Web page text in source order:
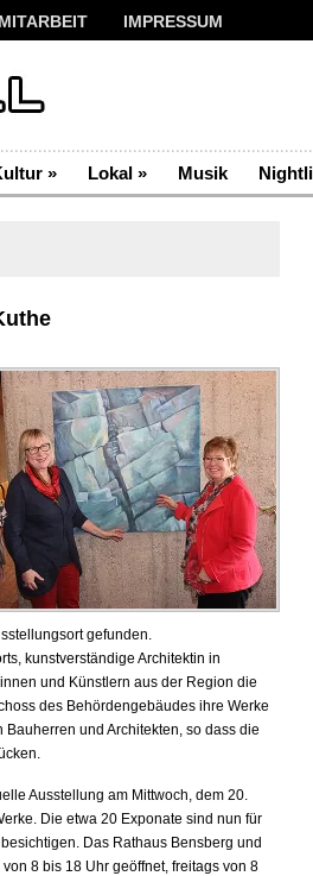
MITARBEIT IMPRESSUM
» Lokal » Musik
gefunden.
kunstverständige Architektin in
und Künstlern aus der Region die
des Behördengebäudes ihre Werke
und Architekten, so dass die
Ausstellung am Mittwoch, dem 20.
Die etwa 20 Exponate sind nun für
Das Rathaus Bensberg und
8 bis 18 Uhr geöffnet, freitags von 8